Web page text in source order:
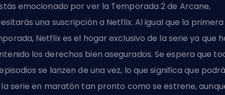
emocionado por ver la Temporada 2 de Arcane,
una suscripción a Netflix. Al igual que la primera
Netflix es el hogar exclusivo de la serie ya que
los derechos bien asegurados. Se espera que
se lanzen de una vez, lo que significa que
serie en maratón tan pronto como se estrene,